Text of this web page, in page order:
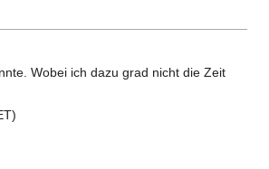
Wobei ich dazu grad nicht die Zeit